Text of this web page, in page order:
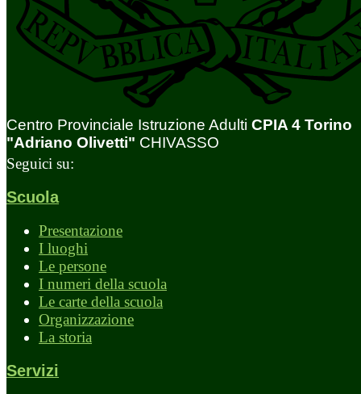
Centro Provinciale Istruzione Adulti CPIA 4 Torino
"Adriano Olivetti" CHIVASSO
Seguici su:
Scuola
Presentazione
I luoghi
Le persone
I numeri della scuola
Le carte della scuola
Organizzazione
La storia
Servizi